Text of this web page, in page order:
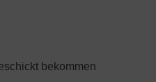
bekommen